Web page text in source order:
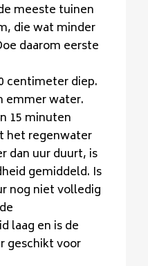
meeste tuinen
die wat minder
daarom eerste
centimeter diep.
emmer water.
15 minuten
het regenwater
dan uur duurt, is
gemiddeld. Is
nog niet volledig
laag en is de
geschikt voor